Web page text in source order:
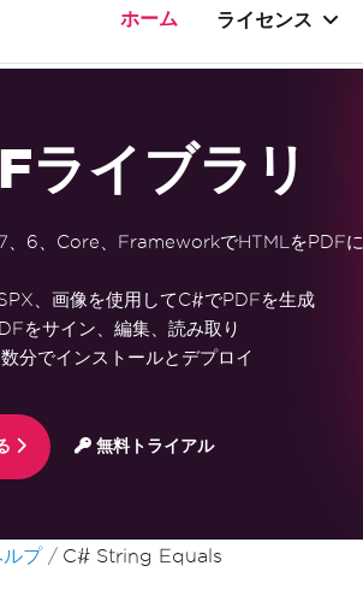
ホーム ライセンス
ライブラリ
、6、Core、FrameworkでHTMLをPDFに
、画像を使用してC#でPDFを生成
をサイン、編集、読み取り
分でインストールとデプロイ
無料トライアル
ルプ C# String Equals